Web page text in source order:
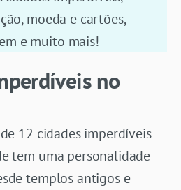
moeda e cartões,
e muito mais!
no
12 cidades imperdíveis
tem uma personalidade
templos antigos e